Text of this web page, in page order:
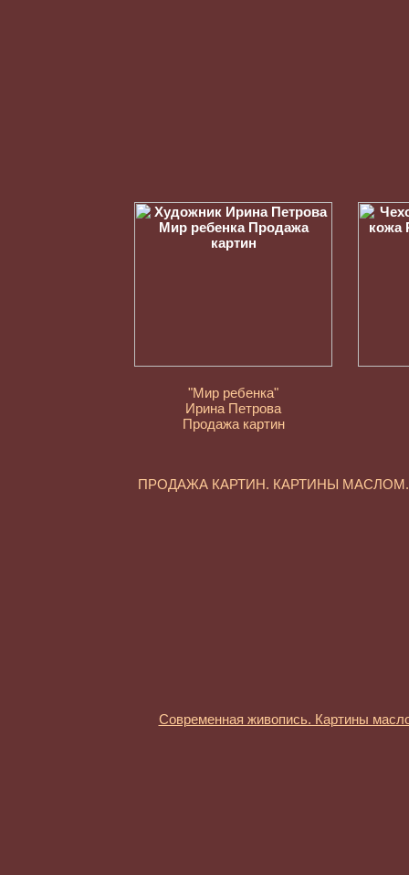
"Мир ребенка"
Ирина Петрова
Продажа картин
ПРОДАЖА КАРТИН. КАРТИНЫ
Современная живопись. Картины